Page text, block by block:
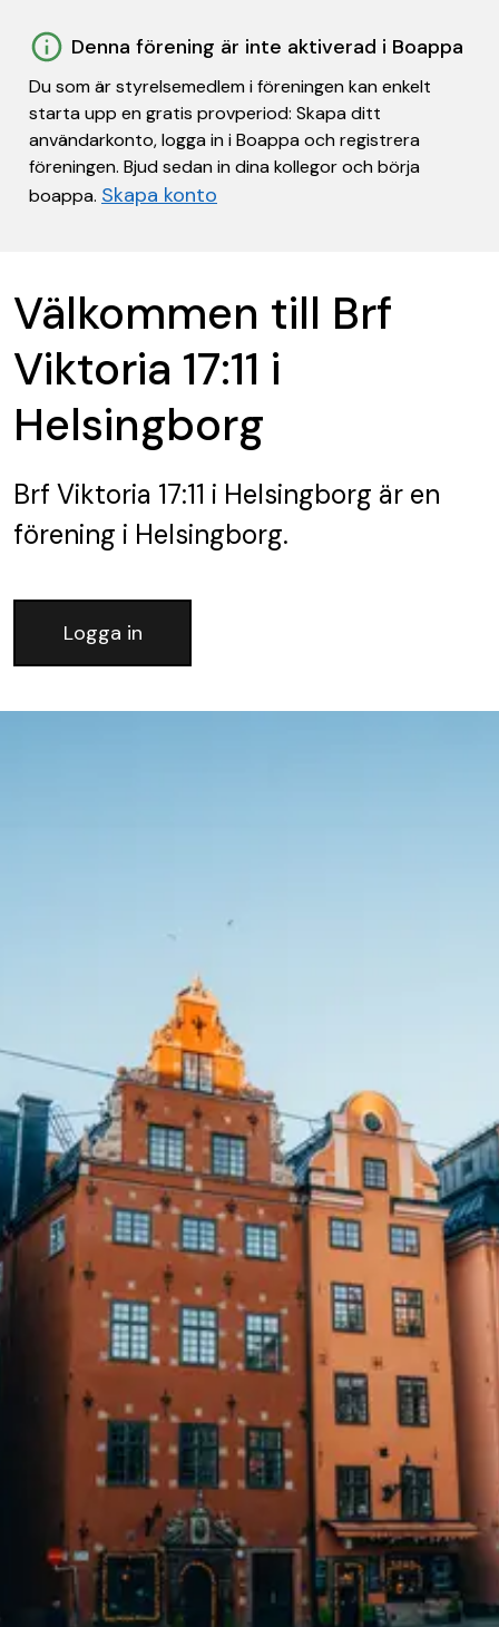
Denna förening är inte aktiverad i Boappa
Du som är styrelsemedlem i föreningen kan enkelt
starta upp en gratis provperiod: Skapa ditt
användarkonto, logga in i Boappa och registrera
föreningen. Bjud sedan in dina kollegor och börja
boappa. Skapa konto
Välkommen till Brf
Viktoria 17:11 i
Helsingborg
Brf Viktoria 17:11 i Helsingborg är en
förening i Helsingborg.
Logga in